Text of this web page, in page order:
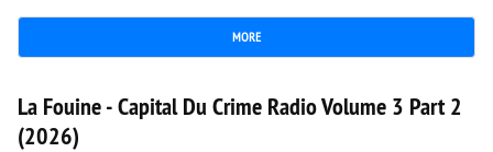
MORE
333 0
La Fouine - Capital Du Crime Radio Volume 3 Part 2
(2026)